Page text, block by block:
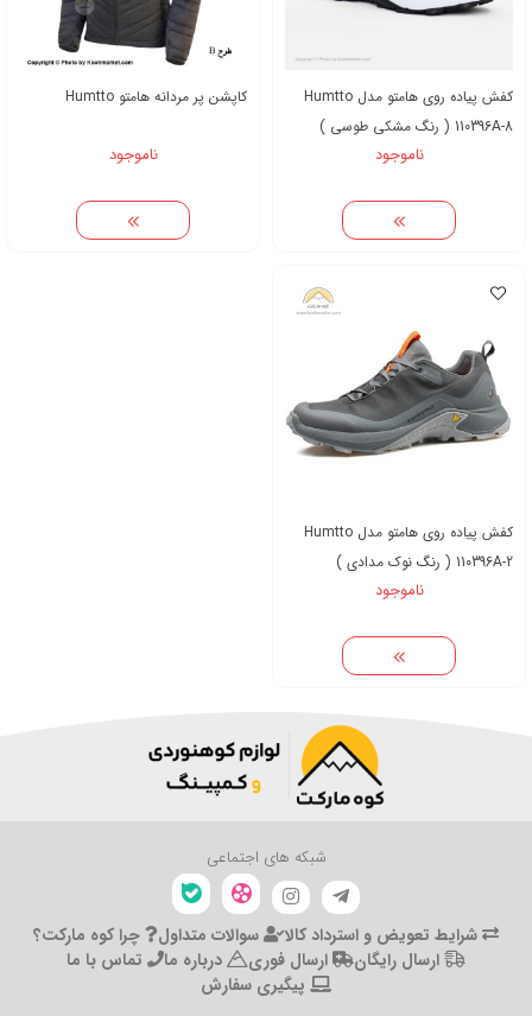
کفش پیاده روی هامتو مدل Humtto
110396A-8 ( رنگ مشکی طوسی )
ناموجود
کاپشن پر مردانه هامتو Humtto
ناموجود
کفش پیاده روی هامتو مدل Humtto
110396A-2 ( رنگ نوک مدادی )
ناموجود
شبکه های اجتماعی
شرایط تعویض و استرداد کالا سوالات متداول
چرا کوه مارکت؟
ارسال رایگان
ارسال فوری درباره ما
تماس با ما
پیگیری سفارش